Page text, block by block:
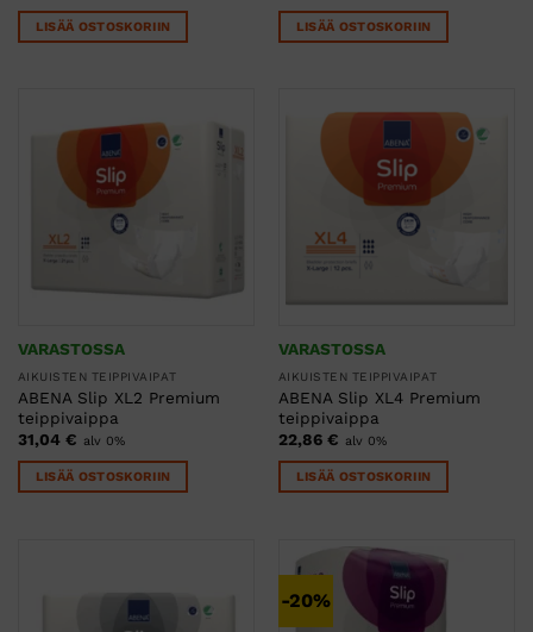
LISÄÄ OSTOSKORIIN LISÄÄ OSTOSKORIIN
VARASTOSSA
AIKUISTEN TEIPPIVAIPAT
ABENA Slip XL2 Premium
teippivaippa
31,04 € alv 0%
LISÄÄ OSTOSKORIIN
VARASTOSSA
AIKUISTEN TEIPPIVAIPAT
ABENA Slip XL4 Premium
teippivaippa
22,86 € alv 0%
LISÄÄ OSTOSKORIIN
-20%